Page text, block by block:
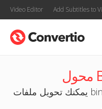
Video Editor Add Subtitles to
يمكنك تحويل ملفات bin إلى ras على الإنترنت وبشكل